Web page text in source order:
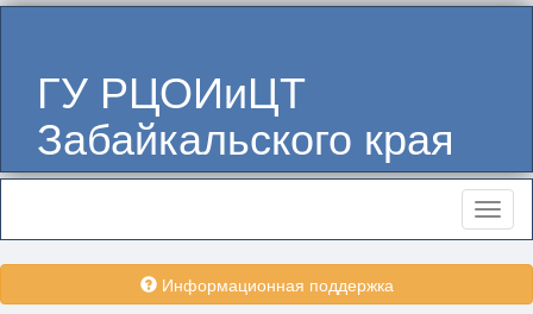
ГУ РЦОИиЦТ
Забайкальского края
Меню
Информационная поддержка